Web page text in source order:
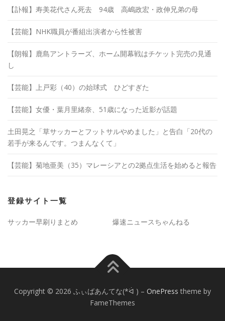
【訃報】寿美花代さん死去 94歳 高嶋政宏・政伸兄弟の母
【芸能】NHK職員が番組出演者から性被害
【朗報】鹿島アントラーズ、ホーム開幕戦はチケット完売の見通
し
【芸能】上戸彩（40）の始球式 ひどすぎた
【芸能】女優・葉月里緒奈、51歳になった近影が話題
土田晃之「草サッカーとフットサルやめました」と告白「20代の
若手が来るんです。つまんなくて」
【芸能】菊地亜美（35）マレーシアとの2拠点生活を始めると報告
登録サイト一覧
サッカー早刷りまとめ 爆速ニュースちゃんねる
Copyright © 2026 ふぃばあんてな(*ᐛ ) – OnePress theme by
FameThemes